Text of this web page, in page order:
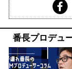
番長プロデュ